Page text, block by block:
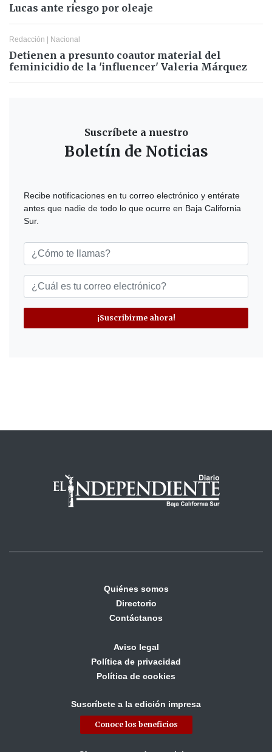
Lucas ante riesgo por oleaje
Redacción | Nacional
Detienen a presunto coautor material del
feminicidio de la 'influencer' Valeria Márquez
Suscríbete a nuestro
Boletín de Noticias
Recibe notificaciones en tu correo electrónico y entérate
antes que nadie de todo lo que ocurre en Baja California
Sur.
¡Suscribirme ahora!
Quiénes somos
Directorio
Contáctanos
Aviso legal
Política de privacidad
Política de cookies
Suscríbete a la edición impresa
Conoce los beneficios